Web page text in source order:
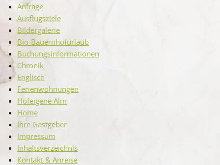
Anfrage
Ausflugsziele
Bildergalerie
Bio-Bauernhofurlaub
Buchungsinformationen
Chronik
Englisch
Ferienwohnungen
Hofeigene Alm
Home
Ihre Gastgeber
Impressum
Inhaltsverzeichnis
Kontakt & Anreise